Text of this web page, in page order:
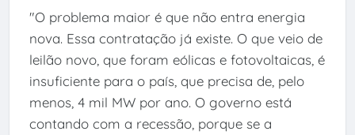
"O problema maior é que não entra energia
nova. Essa contratação já existe. O que veio de
leilão novo, que foram eólicas e fotovoltaicas, é
insuficiente para o país, que precisa de, pelo
menos, 4 mil MW por ano. O governo está
contando com a recessão, porque se a